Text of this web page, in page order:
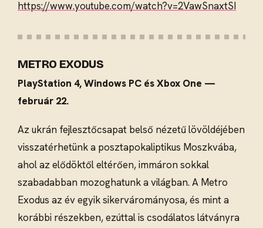
https://www.youtube.com/watch?v=2VawSnaxtSI
METRO EXODUS
PlayStation 4, Windows PC és Xbox One —
február 22.
Az ukrán fejlesztőcsapat belső nézetű lövöldéjében
visszatérhetünk a posztapokaliptikus Moszkvába,
ahol az elődöktől eltérően, immáron sokkal
szabadabban mozoghatunk a világban. A Metro
Exodus az év egyik sikervárományosa, és mint a
korábbi részekben, ezúttal is csodálatos látványra